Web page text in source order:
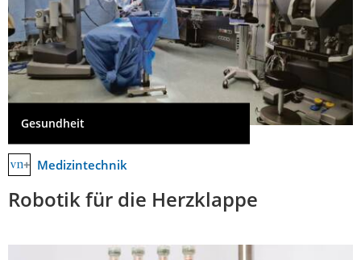
Gesundheit
Medizintechnik
Robotik für die Herzklappe